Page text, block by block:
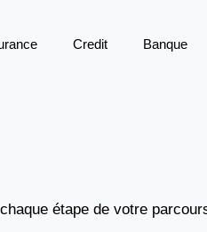
Credit Banque
étape de votre